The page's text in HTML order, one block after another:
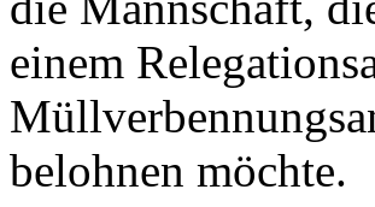
einem
belohnen möchte.